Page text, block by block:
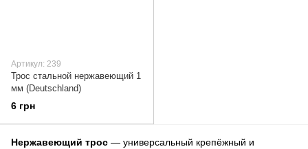
Артикул: 239
Трос стальной нержавеющий 1
мм (Deutschland)
6 грн
Нержавеющий трос — универсальный крепёжный и